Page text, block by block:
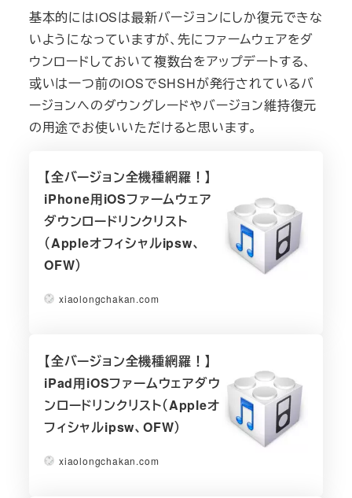
基本的にはiOSは最新バージョンにしか復元できな
いようになっていますが、先にファームウェアをダ
ウンロードしておいて複数台をアップデートする、
或いは一つ前のiOSでSHSHが発行されているバ
ージョンへのダウングレードやバージョン維持復元
の用途でお使いいただけると思います。
【全バージョン全機種網羅！】
iPhone用iOSファームウェア
ダウンロードリンクリスト
（Appleオフィシャルipsw、
OFW）
xiaolongchakan.com
【全バージョン全機種網羅！】
iPad用iOSファームウェアダウ
ンロードリンクリスト（Appleオ
フィシャルipsw、OFW）
xiaolongchakan.com